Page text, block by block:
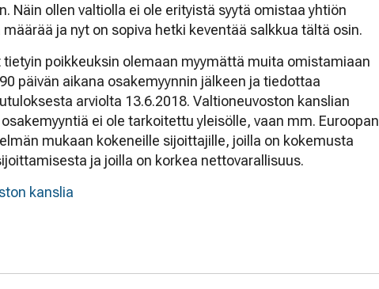
Näin ollen valtiolla ei ole erityistä syytä omistaa yhtiön
ja nyt on sopiva hetki keventää salkkua tältä osin.
poikkeuksin olemaan myymättä muita omistamiaan
päivän aikana osakemyynnin jälkeen ja tiedottaa
arviolta 13.6.2018. Valtioneuvoston kanslian
ei ole tarkoitettu yleisölle, vaan mm. Euroopan
mukaan kokeneille sijoittajille, joilla on kokemusta
ja joilla on korkea nettovarallisuus.
kanslia